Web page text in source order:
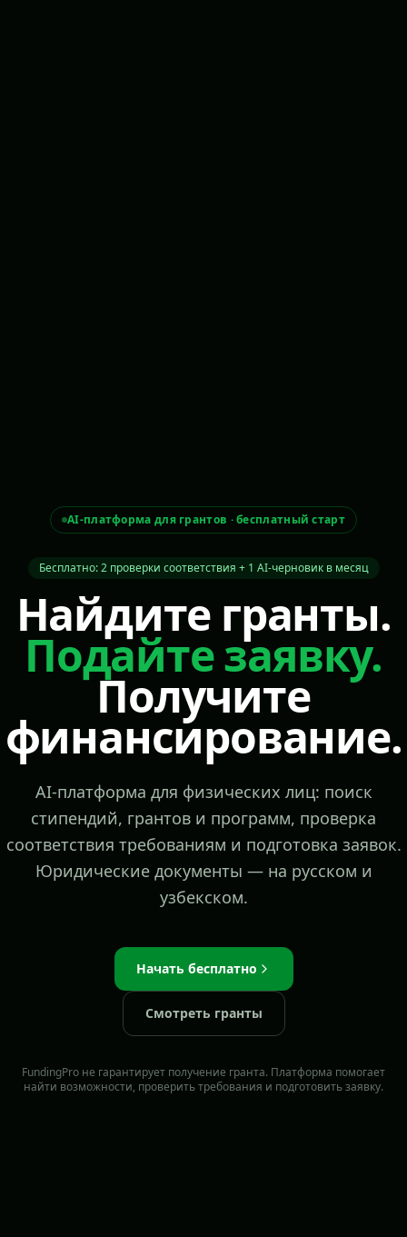
AI-платформа для грантов · бесплатный старт
Бесплатно: 2 проверки соответствия + 1 AI-черновик в месяц
Найдите гранты.
Подайте заявку.
Получите
финансирование.
AI-платформа для физических лиц: поиск
стипендий, грантов и программ, проверка
соответствия требованиям и подготовка заявок.
Юридические документы — на русском и
узбекском.
Начать бесплатно
Смотреть гранты
FundingPro не гарантирует получение гранта. Платформа помогает
найти возможности, проверить требования и подготовить заявку.